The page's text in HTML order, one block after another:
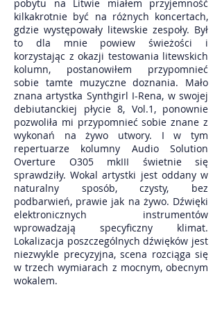
pobytu na Litwie miałem przyjemność
kilkakrotnie być na różnych koncertach,
gdzie występowały litewskie zespoły. Był
to dla mnie powiew świeżości i
korzystając z okazji testowania litewskich
kolumn, postanowiłem przypomnieć
sobie tamte muzyczne doznania. Mało
znana artystka Synthgirl I-Rena, w swojej
debiutanckiej płycie 8, Vol.1, ponownie
pozwoliła mi przypomnieć sobie znane z
wykonań na żywo utwory. I w tym
repertuarze kolumny Audio Solution
Overture O305 mkIII świetnie się
sprawdziły. Wokal artystki jest oddany w
naturalny sposób, czysty, bez
podbarwień, prawie jak na żywo. Dźwięki
elektronicznych instrumentów
wprowadzają specyficzny klimat.
Lokalizacja poszczególnych dźwięków jest
niezwykle precyzyjna, scena rozciąga się
w trzech wymiarach z mocnym, obecnym
wokalem.